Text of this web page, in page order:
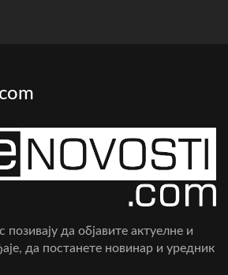
да објавите актуелне и
да постанете новинар и уредник